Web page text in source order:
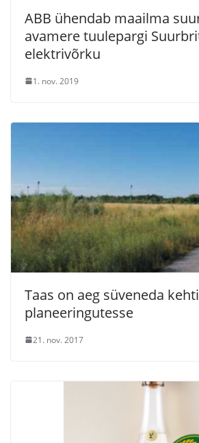
ABB ühendab maailma
avamere tuulepargi
elektrivõrku
1. nov. 2019
Taas on aeg süveneda
planeeringutesse
21. nov. 2017